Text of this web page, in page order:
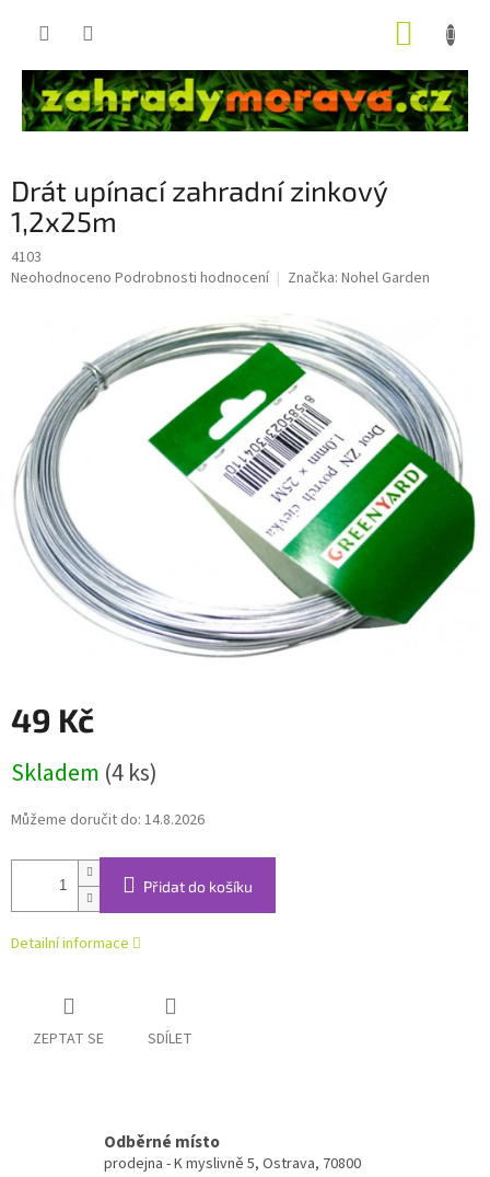
Drát upínací zahradní zinkový
1,2x25m
4103
Průměrné
hvězdiček.
Neohodnoceno Podrobnosti hodnocení Značka: Nohel Garden
49 Kč
cena:
Skladem (4 ks)
Můžeme doručit do: 14.8.2026
Přidat do košíku
Detailní informace
ZEPTAT SE SDÍLET
Odběrné místo
prodejna - K myslivně 5, Ostrava, 70800